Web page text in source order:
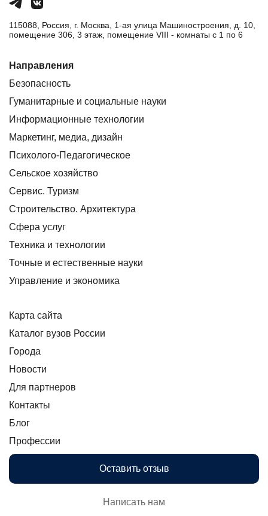
115088, Россия, г. Москва, 1-ая улица Машиностроения, д. 10,
помещение 306, 3 этаж, помещение VIII - комнаты с 1 по 6
Направления
Безопасность
Гуманитарные и социальные науки
Информационные технологии
Маркетинг, медиа, дизайн
Психолого-Педагогическое
Сельское хозяйство
Сервис. Туризм
Строительство. Архитектура
Сфера услуг
Техника и технологии
Точные и естественные науки
Управление и экономика
Карта сайта
Каталог вузов России
Города
Новости
Для партнеров
Контакты
Блог
Профессии
Оставить отзыв
Написать нам